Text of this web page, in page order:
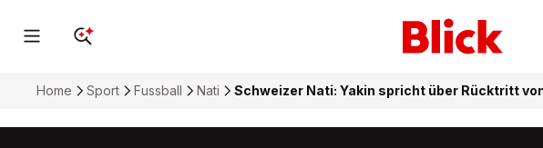
Home Sport Fussball Nati Schweizer Nati: Yakin spricht über Rücktritt